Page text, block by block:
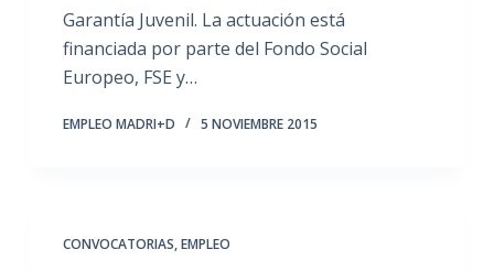
Garantía Juvenil. La actuación está
financiada por parte del Fondo Social
Europeo, FSE y…
EMPLEO MADRI+D 5 NOVIEMBRE 2015
CONVOCATORIAS,EMPLEO